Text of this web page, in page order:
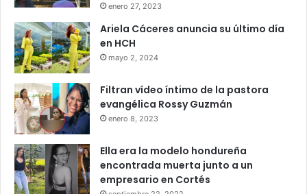
enero 27, 2023
Ariela Cáceres anuncia su último día
en HCH
mayo 2, 2024
Filtran vídeo íntimo de la pastora
evangélica Rossy Guzmán
enero 8, 2023
Ella era la modelo hondureña
encontrada muerta junto a un
empresario en Cortés